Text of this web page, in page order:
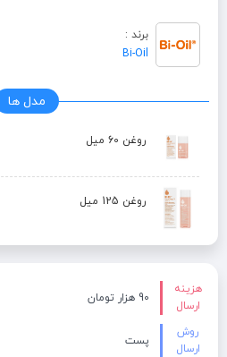
برند :
Bi-Oil
مدل ها
روغن 60 میل
روغن 125 میل
هزینه
ارسال
90 هزار تومان
روش
ارسال
پست